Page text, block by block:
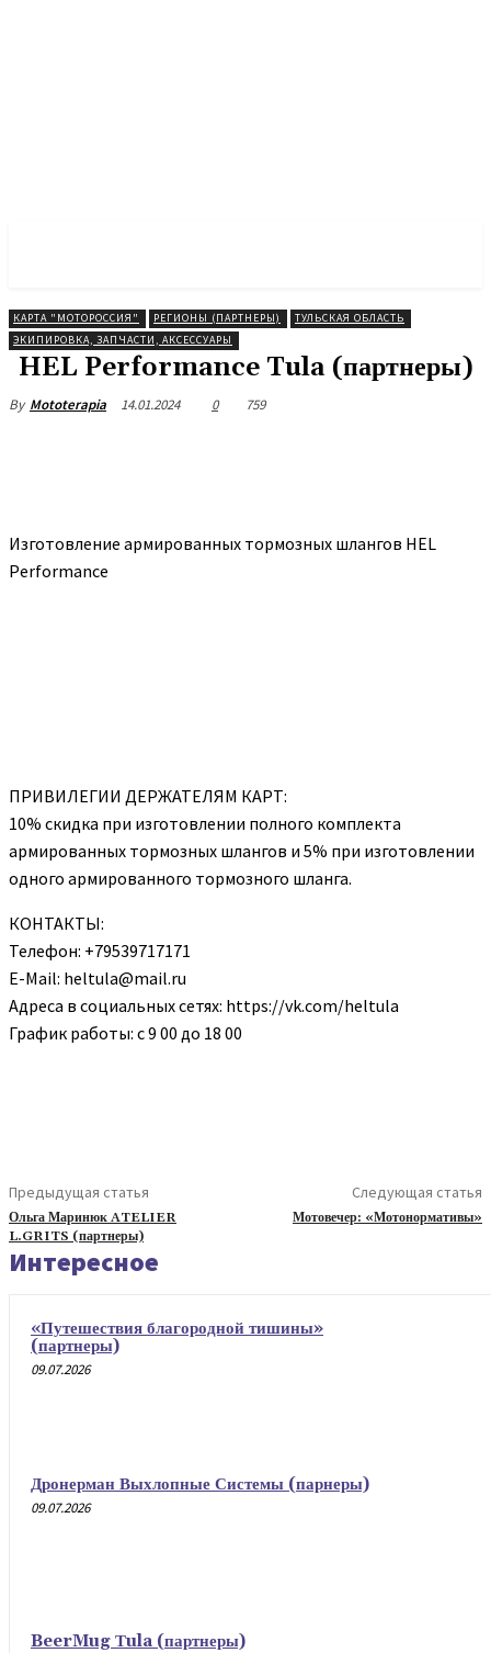
КАРТА "МОТОРОССИЯ" РЕГИОНЫ (ПАРТНЕРЫ)
ТУЛЬСКАЯ ОБЛАСТЬ
ЭКИПИРОВКА, ЗАПЧАСТИ, АКСЕССУАРЫ
HEL Performance Tula (партнеры)
By Mototerapia 14.01.2024 0 759
Изготовление армированных тормозных шлангов HEL
Performance
ПРИВИЛЕГИИ ДЕРЖАТЕЛЯМ КАРТ:
10% скидка при изготовлении полного комплекта
армированных тормозных шлангов и 5% при изготовлении
одного армированного тормозного шланга.
КОНТАКТЫ:
Телефон: +79539717171
E-Mail: heltula@mail.ru
Адреса в социальных сетях: https://vk.com/heltula
График работы: с 9 00 до 18 00
Предыдущая статья
Ольга Маринюк ATELIER
L.GRITS (партнеры)
Следующая статья
Мотовечер: «Мотонормативы»
Интересное
«Путешествия благородной тишины»
(партнеры)
09.07.2026
Дронерман Выхлопные Системы (парнеры)
09.07.2026
BeerMug Тula (партнеры)